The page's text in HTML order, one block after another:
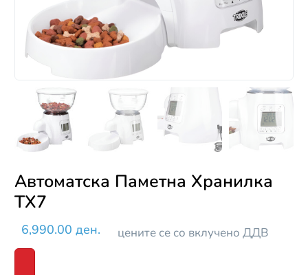
Автоматска Паметна Хранилка
ТХ7
6,990.00 ден. цените се со вклучено ДДВ